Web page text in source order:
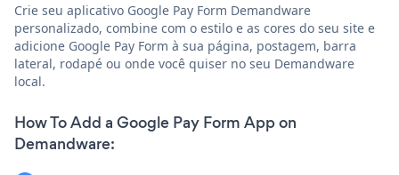
Crie seu aplicativo Google Pay Form Demandware
personalizado, combine com o estilo e as cores do seu site e
adicione Google Pay Form à sua página, postagem, barra
lateral, rodapé ou onde você quiser no seu Demandware
local.
How To Add a Google Pay Form App on
Demandware: